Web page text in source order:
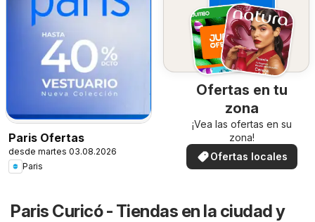
Paris Ofertas
desde martes 03.08.2026
Paris
Ofertas en tu
zona
¡Vea las ofertas en su
zona!
Ofertas locales
Paris Curicó - Tiendas en la ciudad y